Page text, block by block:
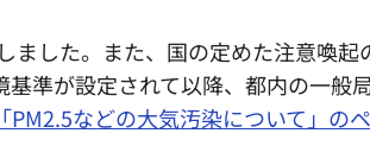
ました。また、国の定めた注意喚
基準が設定されて以降、都内の一
「PM2.5などの大気汚染について」の